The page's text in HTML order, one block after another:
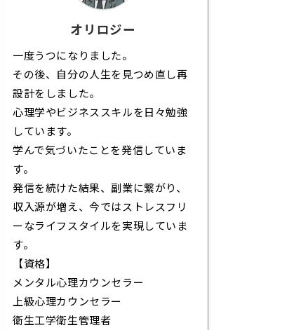
オリロジー
一度うつになりました。
その後、自分の人生を見つめ直し再
設計をしました。
心理学やビジネススキルを日々勉強
しています。
学んで気づいたことを発信していま
す。
発信を続けた結果、副業に繋がり、
収入源が増え、今ではストレスフリ
ーなライフスタイルを実現していま
す。
【資格】
メンタル心理カウンセラー
上級心理カウンセラー
衛生工学衛生管理者